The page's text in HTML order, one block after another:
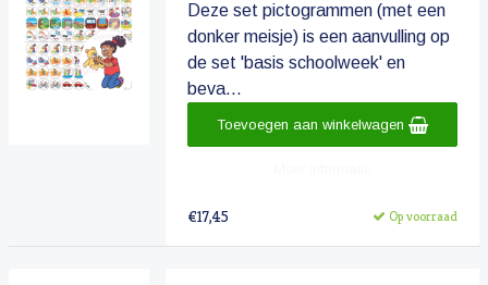
Deze set pictogrammen (met een
donker meisje) is een aanvulling op
de set 'basis schoolweek' en
beva...
€17,45 Op voorraad
Toevoegen aan winkelwagen